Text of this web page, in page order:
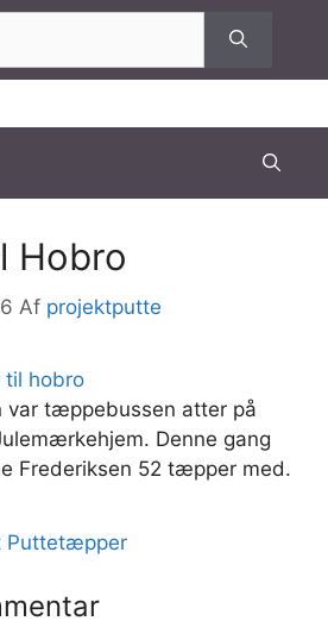
Hobro
Af projektputte
var tæppebussen atter på
Denne gang
Frederiksen 52 tæpper med.
Puttetæpper